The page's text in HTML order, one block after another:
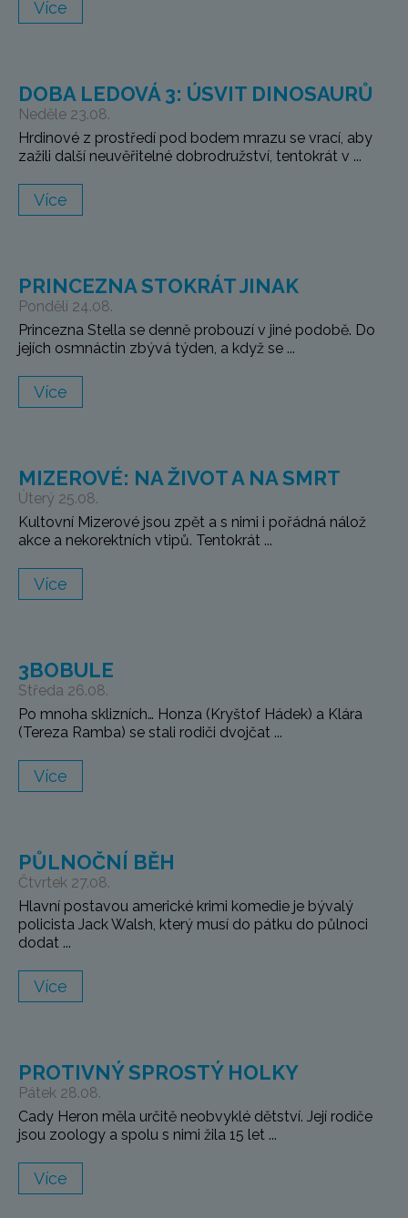
Více
DOBA LEDOVÁ 3: ÚSVIT DINOSAURŮ
Neděle 23.08.
Hrdinové z prostředí pod bodem mrazu se vrací, aby
zažili další neuvěřitelné dobrodružství, tentokrát v ...
Více
PRINCEZNA STOKRÁT JINAK
Pondělí 24.08.
Princezna Stella se denně probouzí v jiné podobě. Do
jejích osmnáctin zbývá týden, a když se ...
Více
MIZEROVÉ: NA ŽIVOT A NA SMRT
Úterý 25.08.
Kultovní Mizerové jsou zpět a s nimi i pořádná nálož
akce a nekorektních vtipů. Tentokrát ...
Více
3BOBULE
Středa 26.08.
Po mnoha sklizních… Honza (Kryštof Hádek) a Klára
(Tereza Ramba) se stali rodiči dvojčat ...
Více
PŮLNOČNÍ BĚH
Čtvrtek 27.08.
Hlavní postavou americké krimi komedie je bývalý
policista Jack Walsh, který musí do pátku do půlnoci
dodat ...
Více
PROTIVNÝ SPROSTÝ HOLKY
Pátek 28.08.
Cady Heron měla určitě neobvyklé dětství. Její rodiče
jsou zoology a spolu s nimi žila 15 let ...
Více